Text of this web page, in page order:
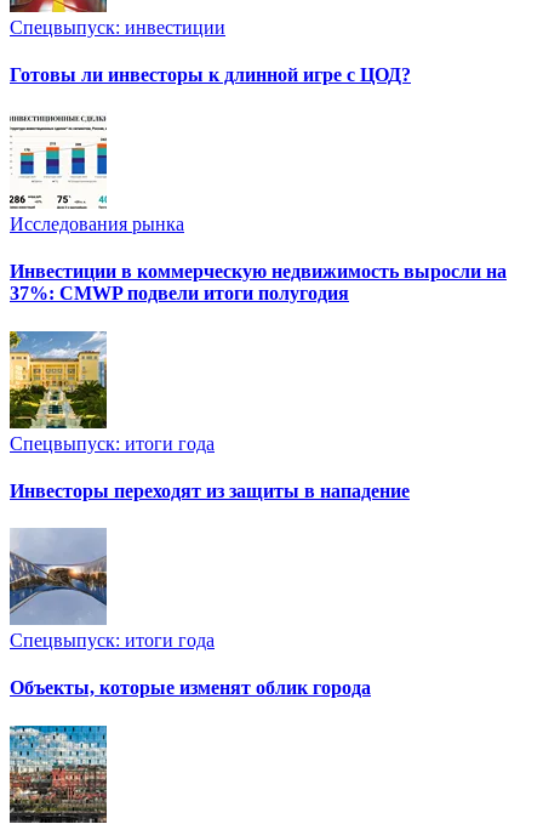
Спецвыпуск: инвестиции
Готовы ли инвесторы к длинной игре с ЦОД?
Исследования рынка
Инвестиции в коммерческую недвижимость выросли на
37%: CMWP подвели итоги полугодия
Спецвыпуск: итоги года
Инвесторы переходят из защиты в нападение
Спецвыпуск: итоги года
Объекты, которые изменят облик города